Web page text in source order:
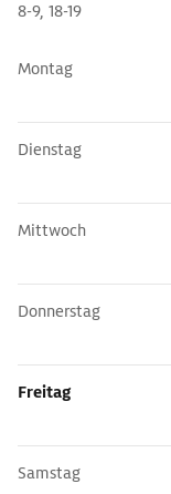
8-9, 18-19
Montag
Dienstag
Mittwoch
Donnerstag
Freitag
Samstag